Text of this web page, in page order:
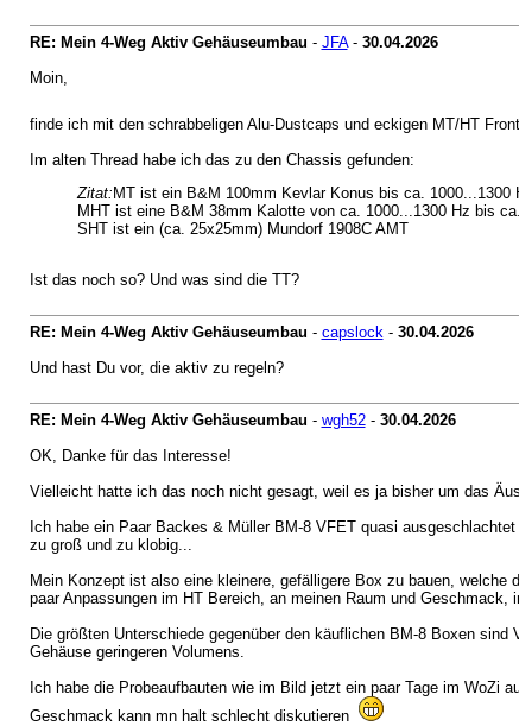
RE: Mein 4-Weg Aktiv Gehäuseumbau - JFA- 30.04.2026
Moin,
finde ich mit den schrabbeligen Alu-Dustcaps und eckigen MT/HT
Im alten Thread habe ich das zu den Chassis gefunden:
Zitat: MT ist ein B&M 100mm Kevlar Konus bis ca. 1000...1300
MHT ist eine B&M 38mm Kalotte von ca. 1000...1300 Hz bis
SHT ist ein (ca. 25x25mm) Mundorf 1908C AMT
Ist das noch so? Und was sind die TT?
RE: Mein 4-Weg Aktiv Gehäuseumbau - capslock- 30.04.2026
Und hast Du vor, die aktiv zu regeln?
RE: Mein 4-Weg Aktiv Gehäuseumbau - wgh52- 30.04.2026
OK, Danke für das Interesse!
Vielleicht hatte ich das noch nicht gesagt, weil es ja bisher um das
Ich habe ein Paar Backes & Müller BM-8 VFET quasi
zu groß und zu klobig...
Mein Konzept ist also eine kleinere, gefälligere Box zu bauen,
paar Anpassungen im HT Bereich, an meinen Raum und
Die größten Unterschiede gegenüber den käuflichen BM-8 Boxen
Gehäuse geringeren Volumens.
Ich habe die Probeaufbauten wie im Bild jetzt ein paar Tage im
Geschmack kann mn halt schlecht diskutieren